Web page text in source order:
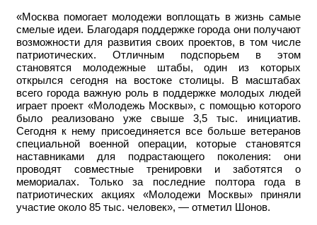
«Москва помогает молодежи воплощать в жизнь самые
смелые идеи. Благодаря поддержке города они получают
возможности для развития своих проектов, в том числе
патриотических. Отличным подспорьем в этом
становятся молодежные штабы, один из которых
открылся сегодня на востоке столицы. В масштабах
всего города важную роль в поддержке молодых людей
играет проект «Молодежь Москвы», с помощью которого
было реализовано уже свыше 3,5 тыс. инициатив.
Сегодня к нему присоединяется все больше ветеранов
специальной военной операции, которые становятся
наставниками для подрастающего поколения: они
проводят совместные тренировки и заботятся о
мемориалах. Только за последние полтора года в
патриотических акциях «Молодежи Москвы» приняли
участие около 85 тыс. человек», — отметил Шонов.